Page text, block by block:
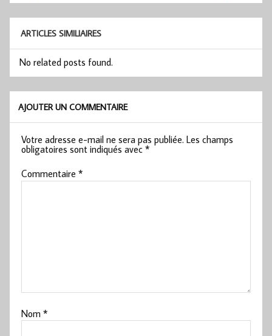
l’article
ARTICLES SIMILIAIRES
No related posts found.
AJOUTER UN COMMENTAIRE
Votre adresse e-mail ne sera pas publiée. Les champs
obligatoires sont indiqués avec*
Commentaire*
Nom*